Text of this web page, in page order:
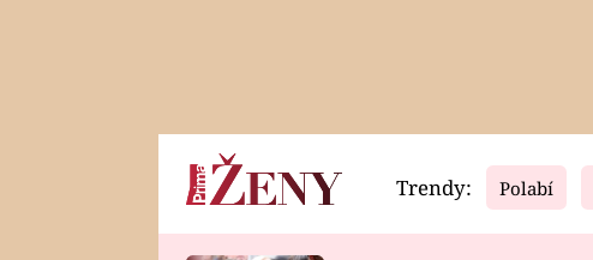
Horoskopy Video
Trendy: Polabí